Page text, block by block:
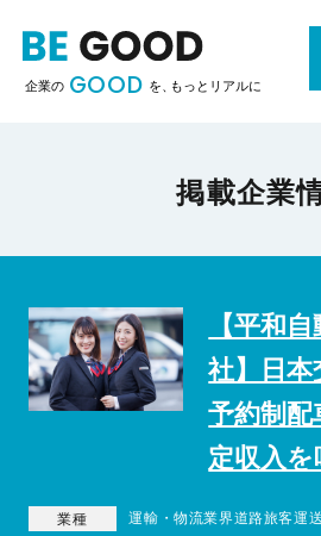
企業の GOOD を、もっとリアルに
掲載企業
【平和
社】日本
予約制
定収入を
業種 運輸・物流業界道路旅客運